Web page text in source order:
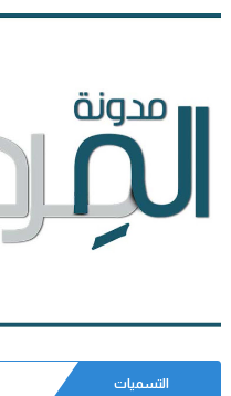
التسميات